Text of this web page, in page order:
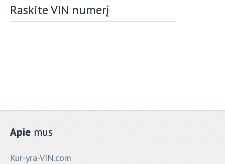
Raskite VIN numerį
Apie mus
Kur-yra-VIN.com